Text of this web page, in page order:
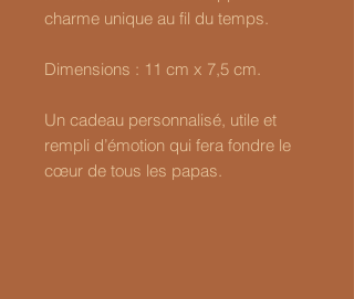
charme unique au fil du temps.
Dimensions : 11 cm x 7,5 cm.
Un cadeau personnalisé, utile et
rempli d’émotion qui fera fondre le
cœur de tous les papas.